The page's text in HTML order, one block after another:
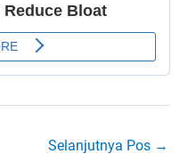
Selanjutnya Pos →